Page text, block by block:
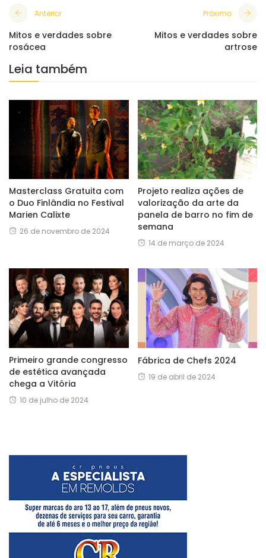
Anterior
Mitos e verdades sobre
rosácea
Próximo
Mitos e verdades sobre
artrose
Leia também
Masterclass Gratuita com
o Duo Finlândia no Festival
Marien Calixte
26 de novembro de 2024
Projeto realiza ações de
valorização da arte da
panela de barro no fim de
semana
14 de março de 2024
Primeiro grande congresso
de estética avançada
chega a Vitória
10 de julho de 2024
Fábrica de Chefs 2024
19 de abril de 2024